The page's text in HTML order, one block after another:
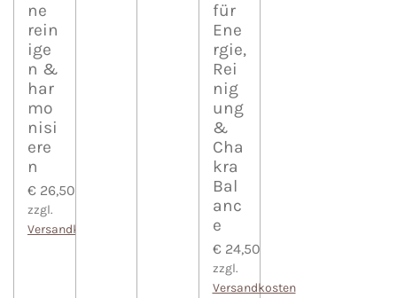
ne
rein
ige
n &
har
mo
nisi
ere
n
€ 26,50
zzgl.
Versandkosten
für
Ene
rgie,
Rei
nig
ung
&
Cha
kra
Bal
anc
e
€ 24,50
zzgl.
Versandkosten